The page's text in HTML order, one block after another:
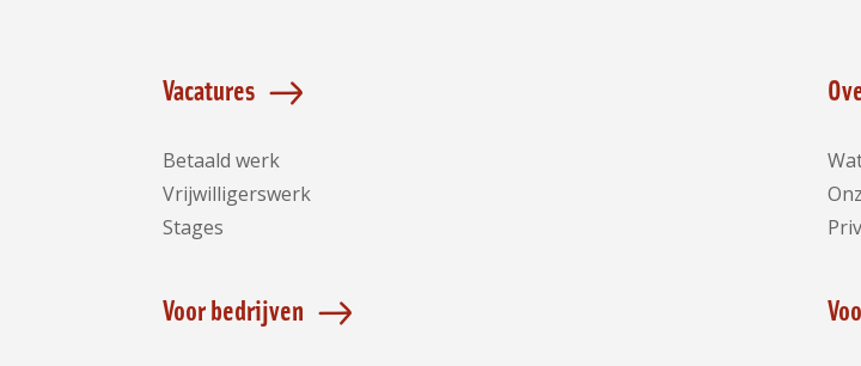
Vacatures
Betaald werk
Vrijwilligerswerk
Stages
Voor bedrijven